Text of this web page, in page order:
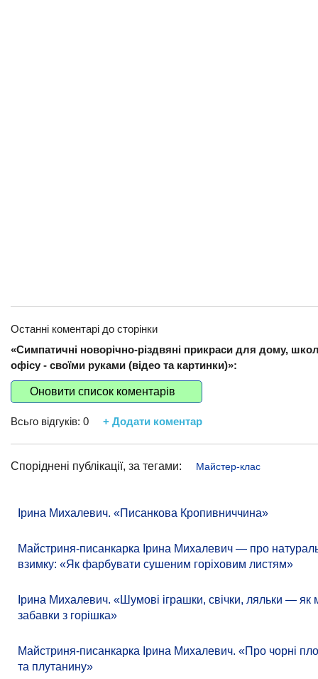
Останні коментарі до сторінки
«Симпатичні новорічно-різдвяні прикраси для дому,
офісу - своїми руками (відео та картинки)»:
Оновити список коментарів
Всьго відгуків: 0 + Додати коментар
Споріднені публікації, за тегами: Майстер-клас
Ірина Михалевич. «Писанкова Кропивниччина»
Майстриня-писанкарка Ірина Михалевич — про
взимку: «Як фарбувати сушеним горіховим листям»
Ірина Михалевич. «Шумові іграшки, свічки, ляльки — як
забавки з горішка»
Майстриня-писанкарка Ірина Михалевич. «Про чорні
та плутанину»